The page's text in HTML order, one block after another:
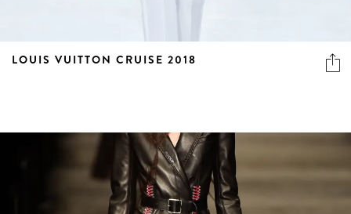
LOUIS VUITTON CRUISE 2018